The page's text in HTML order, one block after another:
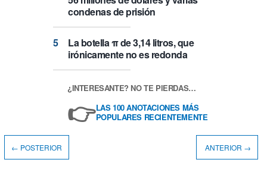
condenas de prisión
La botella π de 3,14 litros, que
irónicamente no es redonda
¿INTERESANTE? NO TE PIERDAS…
👉LAS 100 ANOTACIONES MÁS
POPULARES RECIENTEMENTE
← POSTERIOR ANTERIOR →